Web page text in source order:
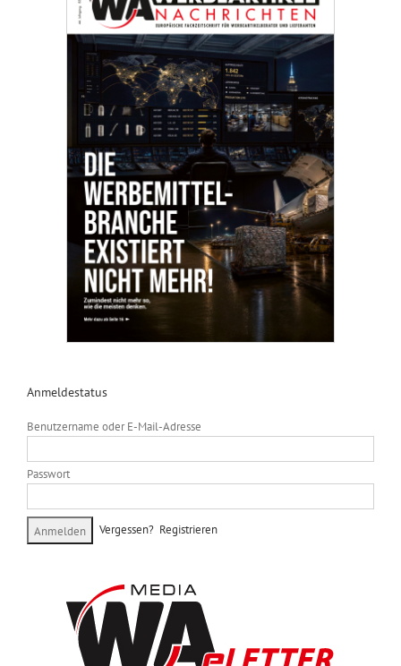
Anmeldestatus
Benutzername oder E-Mail-Adresse
Passwort
Vergessen? Registrieren